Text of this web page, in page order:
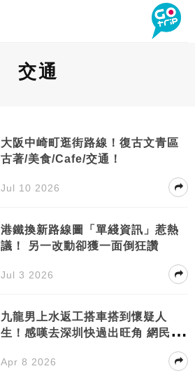
交通
大阪中崎町逛街路線！復古文青區
古著/美食/Cafe/交通！
Jul 10 2026
港鐵換新路線圖「單綫資訊」惹熱
議！ 另一改動卻獲一面倒狂讚
Jul 3 2026
九龍男上水返工搭車搭到懷疑人
生！感嘆去深圳快過出旺角 網民：
Apr 8 2026